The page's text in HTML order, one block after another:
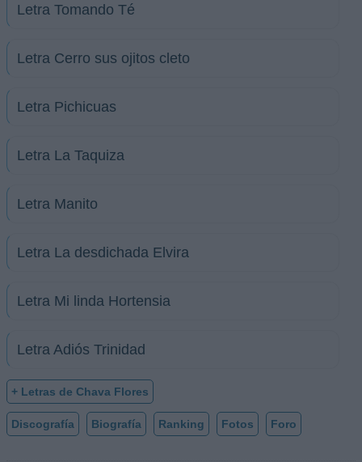
Letra Tomando Té
Letra Cerro sus ojitos cleto
Letra Pichicuas
Letra La Taquiza
Letra Manito
Letra La desdichada Elvira
Letra Mi linda Hortensia
Letra Adiós Trinidad
+ Letras de Chava Flores
Discografía Biografía Ranking Fotos Foro